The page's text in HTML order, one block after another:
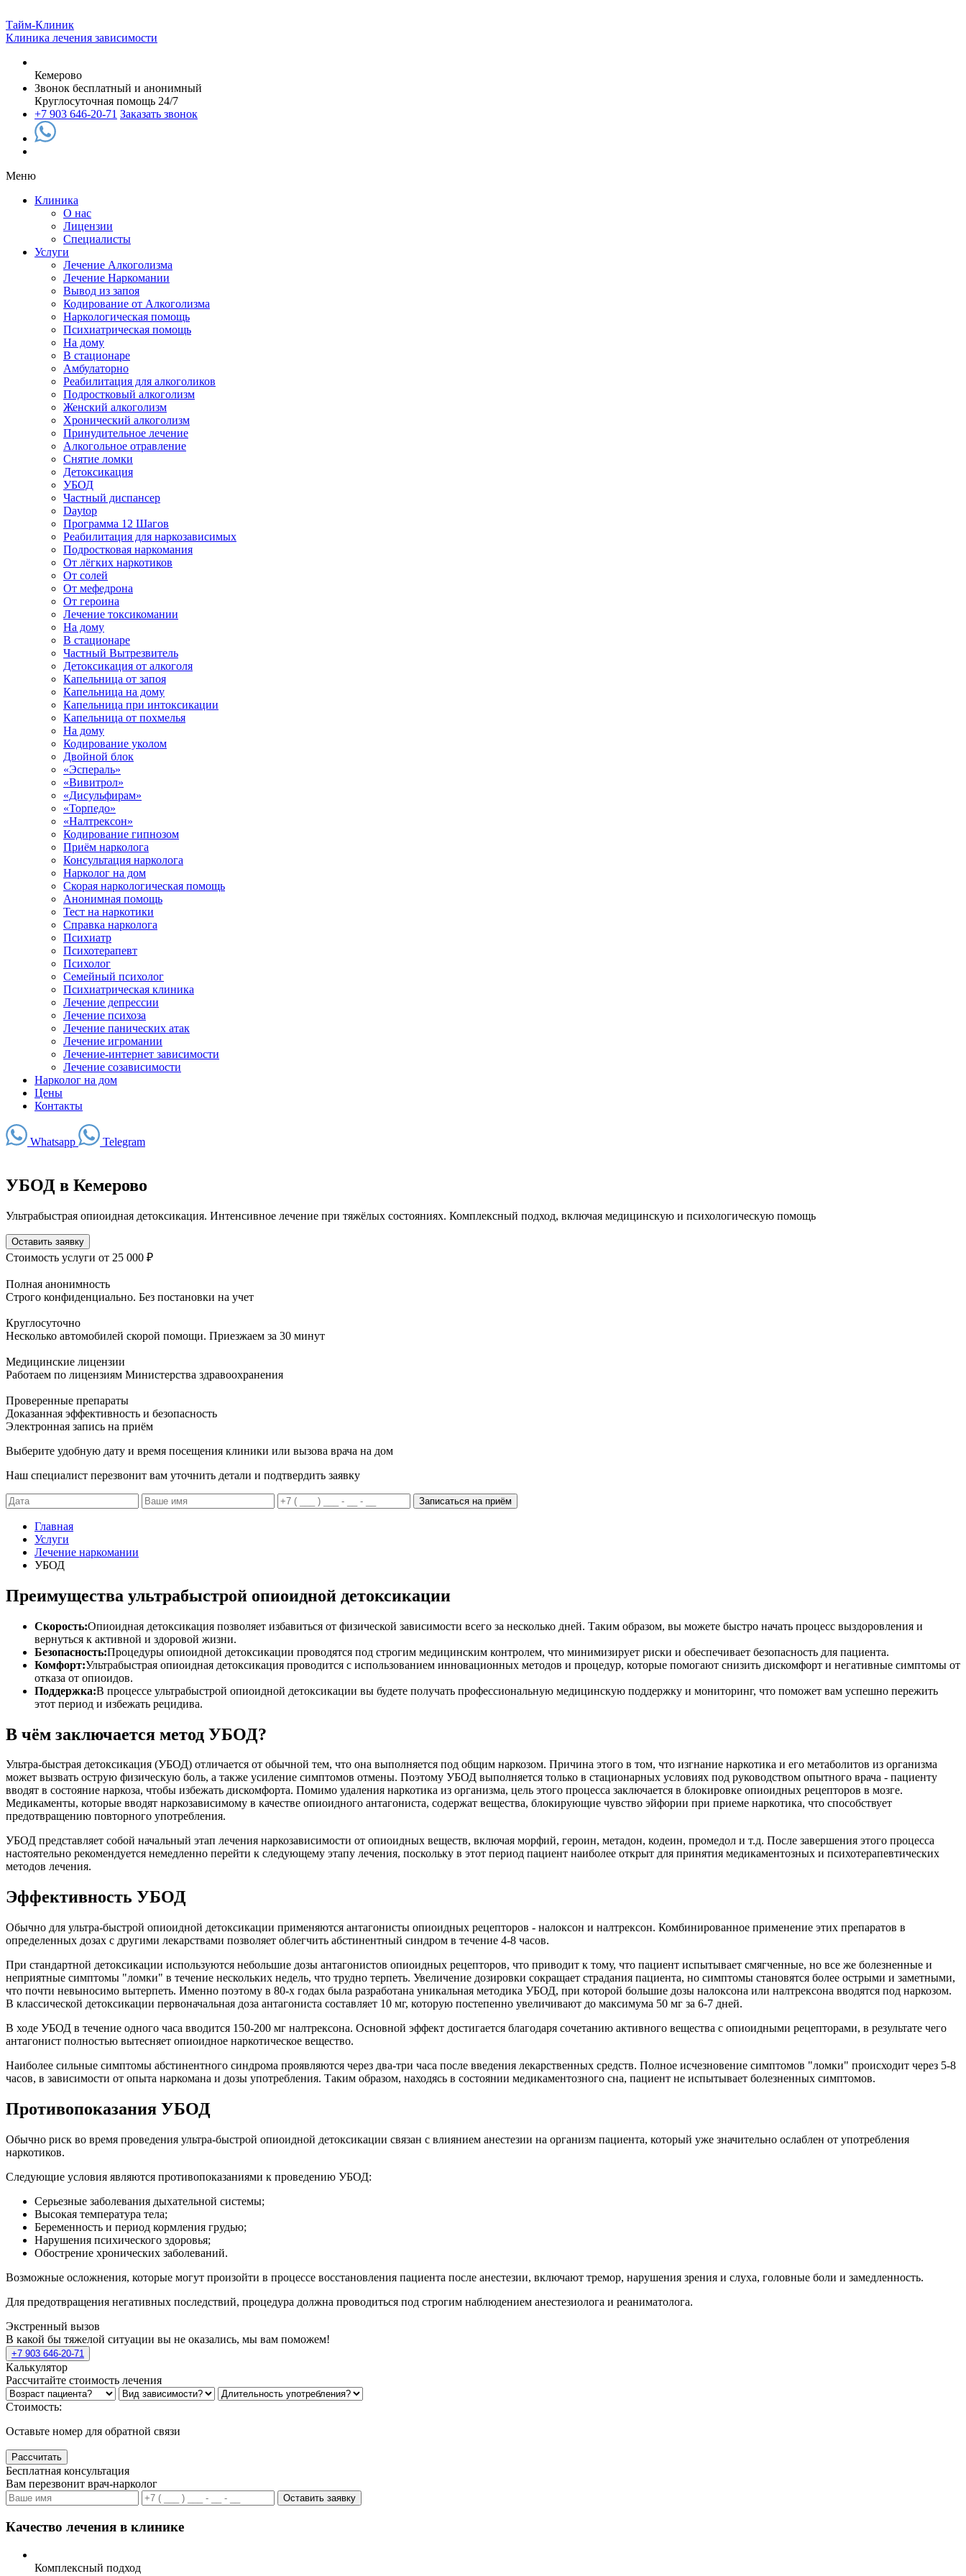
Тайм-Клиник
Клиника лечения зависимости
Кемерово
Звонок бесплатный и анонимный
Круглосуточная помощь 24/7
+7 903 646-20-71 Заказать звонок
Меню
Клиника
О нас
Лицензии
Специалисты
Услуги
Лечение Алкоголизма
Лечение Наркомании
Вывод из запоя
Кодирование от Алкоголизма
Наркологическая помощь
Психиатрическая помощь
На дому
В стационаре
Амбулаторно
Реабилитация для алкоголиков
Подростковый алкоголизм
Женский алкоголизм
Хронический алкоголизм
Принудительное лечение
Алкогольное отравление
Снятие ломки
Детоксикация
УБОД
Частный диспансер
Daytop
Программа 12 Шагов
Реабилитация для наркозависимых
Подростковая наркомания
От лёгких наркотиков
От солей
От мефедрона
От героина
Лечение токсикомании
На дому
В стационаре
Частный Вытрезвитель
Детоксикация от алкоголя
Капельница от запоя
Капельница на дому
Капельница при интоксикации
Капельница от похмелья
На дому
Кодирование уколом
Двойной блок
«Эспераль»
«Вивитрол»
«Дисульфирам»
«Торпедо»
«Налтрексон»
Кодирование гипнозом
Приём нарколога
Консультация нарколога
Нарколог на дом
Скорая наркологическая помощь
Анонимная помощь
Тест на наркотики
Справка нарколога
Психиатр
Психотерапевт
Психолог
Семейный психолог
Психиатрическая клиника
Лечение депрессии
Лечение психоза
Лечение панических атак
Лечение игромании
Лечение-интернет зависимости
Лечение созависимости
Нарколог на дом
Цены
Контакты
Whatsapp Telegram
УБОД в Кемерово
Ультрабыстрая опиоидная детоксикация. Интенсивное лечение при тяжёлых состояниях. Комплексный подход, включая медицинскую и психологическую помощь
Оставить заявку
Стоимость услуги от 25 000 ₽
Полная анонимность
Строго конфиденциально. Без постановки на учет
Круглосуточно
Несколько автомобилей скорой помощи. Приезжаем за 30 минут
Медицинские лицензии
Работаем по лицензиям Министерства здравоохранения
Проверенные препараты
Доказанная эффективность и безопасность
Электронная запись на приём
Выберите удобную дату и время посещения клиники или вызова врача на дом
Наш специалист перезвонит вам уточнить детали и подтвердить заявку
Записаться на приём
Главная
Услуги
Лечение наркомании
УБОД
Преимущества ультрабыстрой опиоидной детоксикации
Скорость:Опиоидная детоксикация позволяет избавиться от физической зависимости всего за несколько дней. Таким образом, вы можете быстро начать процесс выздоровления и
вернуться к активной и здоровой жизни.
Безопасность:Процедуры опиоидной детоксикации проводятся под строгим медицинским контролем, что минимизирует риски и обеспечивает безопасность для пациента.
Комфорт:Ультрабыстрая опиоидная детоксикация проводится с использованием инновационных методов и процедур, которые помогают снизить дискомфорт и негативные симптомы от
отказа от опиоидов.
Поддержка:В процессе ультрабыстрой опиоидной детоксикации вы будете получать профессиональную медицинскую поддержку и мониторинг, что поможет вам успешно пережить
этот период и избежать рецидива.
В чём заключается метод УБОД?
Ультра-быстрая детоксикация (УБОД) отличается от обычной тем, что она выполняется под общим наркозом. Причина этого в том, что изгнание наркотика и его метаболитов из организма
может вызвать острую физическую боль, а также усиление симптомов отмены. Поэтому УБОД выполняется только в стационарных условиях под руководством опытного врача - пациенту
вводят в состояние наркоза, чтобы избежать дискомфорта. Помимо удаления наркотика из организма, цель этого процесса заключается в блокировке опиоидных рецепторов в мозге.
Медикаменты, которые вводят наркозависимому в качестве опиоидного антагониста, содержат вещества, блокирующие чувство эйфории при приеме наркотика, что способствует
предотвращению повторного употребления.
УБОД представляет собой начальный этап лечения наркозависимости от опиоидных веществ, включая морфий, героин, метадон, кодеин, промедол и т.д. После завершения этого процесса
настоятельно рекомендуется немедленно перейти к следующему этапу лечения, поскольку в этот период пациент наиболее открыт для принятия медикаментозных и психотерапевтических
методов лечения.
Эффективность УБОД
Обычно для ультра-быстрой опиоидной детоксикации применяются антагонисты опиоидных рецепторов - налоксон и налтрексон. Комбинированное применение этих препаратов в
определенных дозах с другими лекарствами позволяет облегчить абстинентный синдром в течение 4-8 часов.
При стандартной детоксикации используются небольшие дозы антагонистов опиоидных рецепторов, что приводит к тому, что пациент испытывает смягченные, но все же болезненные и
неприятные симптомы "ломки" в течение нескольких недель, что трудно терпеть. Увеличение дозировки сокращает страдания пациента, но симптомы становятся более острыми и заметными,
что почти невыносимо вытерпеть. Именно поэтому в 80-х годах была разработана уникальная методика УБОД, при которой большие дозы налоксона или налтрексона вводятся под наркозом.
В классической детоксикации первоначальная доза антагониста составляет 10 мг, которую постепенно увеличивают до максимума 50 мг за 6-7 дней.
В ходе УБОД в течение одного часа вводится 150-200 мг налтрексона. Основной эффект достигается благодаря сочетанию активного вещества с опиоидными рецепторами, в результате чего
антагонист полностью вытесняет опиоидное наркотическое вещество.
Наиболее сильные симптомы абстинентного синдрома проявляются через два-три часа после введения лекарственных средств. Полное исчезновение симптомов "ломки" происходит через 5-8
часов, в зависимости от опыта наркомана и дозы употребления. Таким образом, находясь в состоянии медикаментозного сна, пациент не испытывает болезненных симптомов.
Противопоказания УБОД
Обычно риск во время проведения ультра-быстрой опиоидной детоксикации связан с влиянием анестезии на организм пациента, который уже значительно ослаблен от употребления
наркотиков.
Следующие условия являются противопоказаниями к проведению УБОД:
Серьезные заболевания дыхательной системы;
Высокая температура тела;
Беременность и период кормления грудью;
Нарушения психического здоровья;
Обострение хронических заболеваний.
Возможные осложнения, которые могут произойти в процессе восстановления пациента после анестезии, включают тремор, нарушения зрения и слуха, головные боли и замедленность.
Для предотвращения негативных последствий, процедура должна проводиться под строгим наблюдением анестезиолога и реаниматолога.
Экстренный вызов
В какой бы тяжелой ситуации вы не оказались, мы вам поможем!
+7 903 646-20-71
Калькулятор
Рассчитайте стоимость лечения
Стоимость:
Оставьте номер для обратной связи
Рассчитать
Бесплатная консультация
Вам перезвонит врач-нарколог
Оставить заявку
Качество лечения в клинике
Комплексный подход